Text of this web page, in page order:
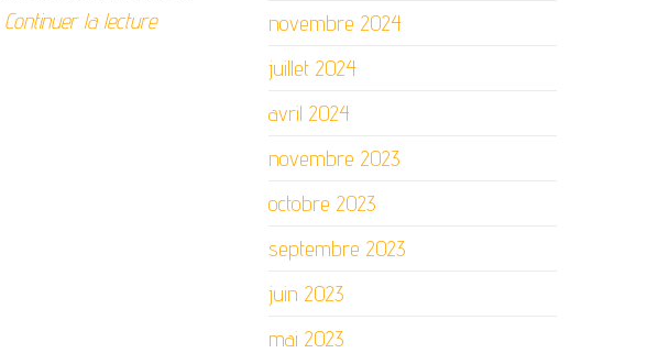
Continuer la lecture
novembre 2024
juillet 2024
avril 2024
novembre 2023
octobre 2023
septembre 2023
juin 2023
mai 2023